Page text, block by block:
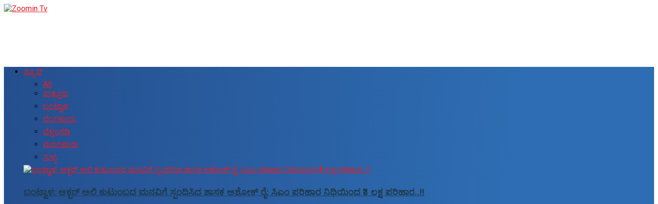
ನ್ಯೂಸ್
All
ಪುತ್ತೂರು
ಬಂಟ್ವಾಳ
ಬೆಂಗಳೂರು
ಬೆಳ್ತಂಗಡಿ
ಮಂಗಳೂರು
ಸುಳ್ಯ
ಬಂಟ್ವಾಳ: ಅಕ್ಬರ್ ಅಲಿ ಕುಟುಂಬದ ಮನವಿಗೆ ಸ್ಪಂದಿಸಿದ ಶಾಸಕ ಅಶೋಕ್ ರೈ: ಸಿಎಂ ಪರಿಹಾರ ನಿಧಿಯಿಂದ ₹3 ಲಕ್ಷ ಪರಿಹಾರ..!!